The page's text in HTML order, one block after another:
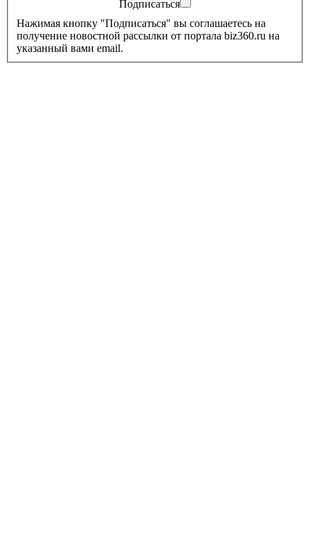
Подписаться
Нажимая кнопку "Подписаться" вы соглашаетесь на
получение новостной рассылки от портала biz360.ru на
указанный вами email.